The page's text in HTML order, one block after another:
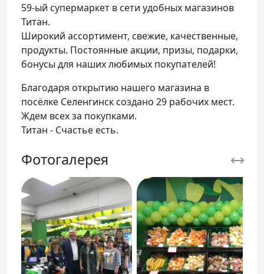
59-ый супермаркет в сети удобных магазинов
Титан.
Широкий ассортимент, свежие, качественные,
продукты. Постоянные акции, призы, подарки,
бонусы для наших любимых покупателей!
Благодаря открытию нашего магазина в
посёлке Селенгинск создано 29 рабочих мест.
Ждем всех за покупками.
Титан - Счастье есть.
Фотогалерея